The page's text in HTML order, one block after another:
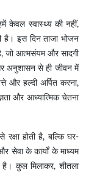
केवल स्वास्थ्य की नहीं,
इस दिन ताजा भोजन
जो आत्मसंयम और सादगी
अनुशासन से ही जीवन में
और हल्दी अर्पित करना,
और आध्यात्मिक चेतना
होती है, बल्कि घर-
सेवा के कार्यों के माध्यम
है। कुल मिलाकर, शीतला